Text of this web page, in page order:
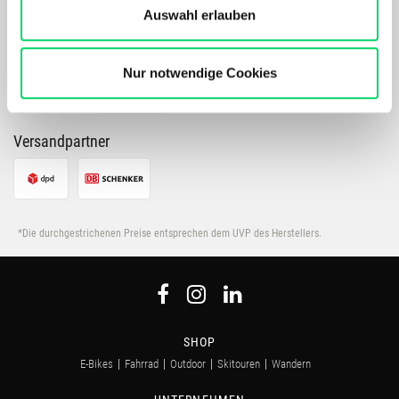
Performance unserer Website wird kontinuierlich für Dich
Bergspezl verwendet Cookies, um Inhalte und Anzeigen
zu personalisieren, Funktionen für soziale Medien
anbieten zu können und die Zugriffe auf unsere Website
zu analysieren. Außerdem geben wir Informationen zu
Deiner Verwendung unserer Website an unsere Partner
für soziale Medien, Werbung und Analysen weiter.
Unsere Partner führen diese Informationen
möglicherweise mit weiteren Daten zusammen, die Du
Nutzung der Dienste gesammelt haben.
Auswahl erlauben
Nur notwendige Cookies
Versandpartner
*Die durchgestrichenen Preise entsprechen dem UVP des Herstellers.
SHOP
E-Bikes Fahrrad Outdoor Skitouren Wandern